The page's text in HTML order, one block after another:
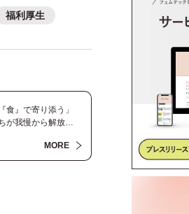
福利厚生
食』で寄り添う」
が我慢から解放さ
MORE